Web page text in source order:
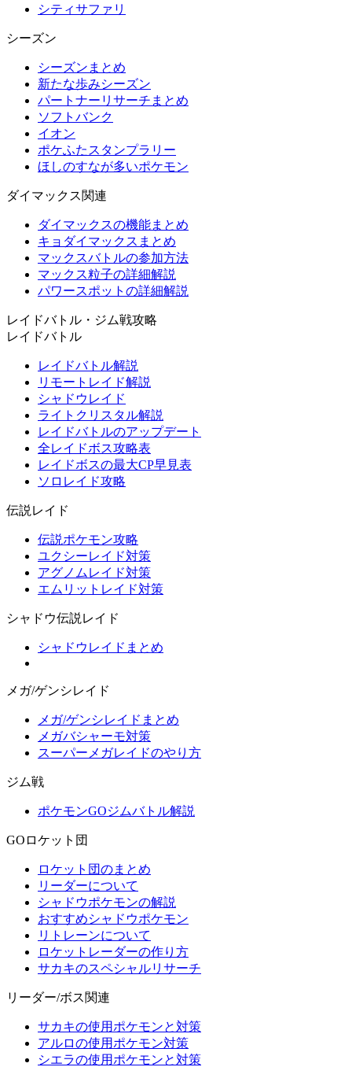
シティサファリ
シーズン
シーズンまとめ
新たな歩みシーズン
パートナーリサーチまとめ
ソフトバンク
イオン
ポケふたスタンプラリー
ほしのすなが多いポケモン
ダイマックス関連
ダイマックスの機能まとめ
キョダイマックスまとめ
マックスバトルの参加方法
マックス粒子の詳細解説
パワースポットの詳細解説
レイドバトル・ジム戦攻略
レイドバトル
レイドバトル解説
リモートレイド解説
シャドウレイド
ライトクリスタル解説
レイドバトルのアップデート
全レイドボス攻略表
レイドボスの最大CP早見表
ソロレイド攻略
伝説レイド
伝説ポケモン攻略
ユクシーレイド対策
アグノムレイド対策
エムリットレイド対策
シャドウ伝説レイド
シャドウレイドまとめ
メガ/ゲンシレイド
メガ/ゲンシレイドまとめ
メガバシャーモ対策
スーパーメガレイドのやり方
ジム戦
ポケモンGOジムバトル解説
GOロケット団
ロケット団のまとめ
リーダーについて
シャドウポケモンの解説
おすすめシャドウポケモン
リトレーンについて
ロケットレーダーの作り方
サカキのスペシャルリサーチ
リーダー/ボス関連
サカキの使用ポケモンと対策
アルロの使用ポケモン対策
シエラの使用ポケモンと対策